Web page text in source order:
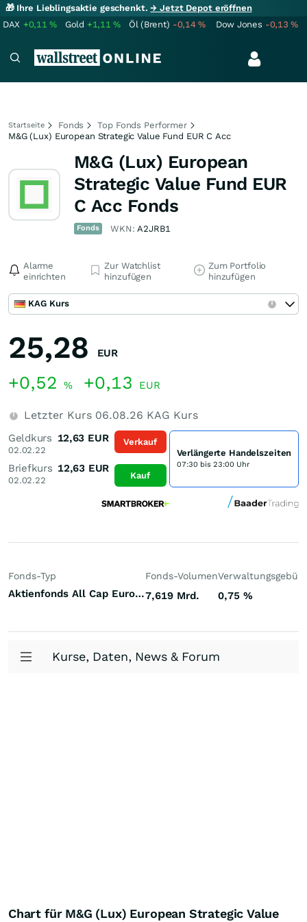
🎁 Ihre Lieblingsaktie geschenkt.→ Jetzt Depot eröffnen
DAX +0,11% Gold +1,11% Öl (Brent) -0,14% Dow Jones -0,13%
Startseite Fonds
Top Fonds Performer
M&G (Lux) European Strategic Value Fund EUR C Acc
M&G (Lux) European
Strategic Value Fund EUR
C Acc Fonds
Fonds WKN:A2JRB1
Alarme
einrichten
Zur Watchlist
hinzufügen
Zum Portfolio
hinzufügen
KAG Kurs
25,28 EUR
+0,52 % +0,13 EUR
Letzter Kurs 06.08.26 KAG Kurs
Geldkurs
02.02.22
12,63 EUR
Briefkurs
02.02.22
12,63 EUR
Verkauf
Kauf
Verlängerte Handelszeiten
07:30 bis 23:00 Uhr
Fonds-Typ
Aktienfonds All Cap Europa
Fonds-Volumen
7,619 Mrd. 0,75 %
Kurse, Daten, News & Forum
Chart für M&G (Lux) European Strategic Value